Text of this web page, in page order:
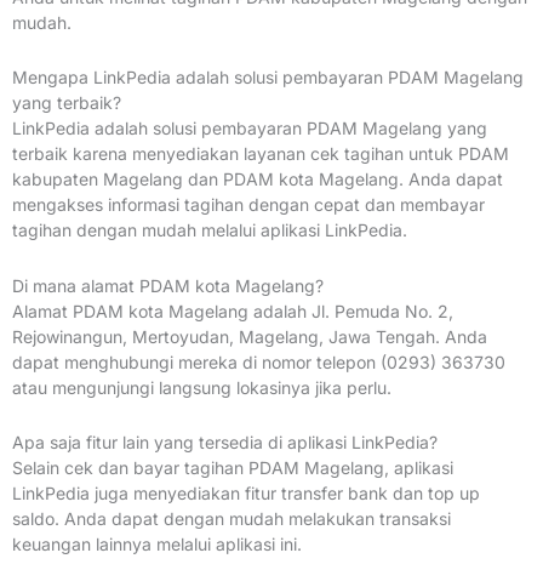
mudah.
Mengapa LinkPedia adalah solusi pembayaran PDAM Magelang
yang terbaik?
LinkPedia adalah solusi pembayaran PDAM Magelang yang
terbaik karena menyediakan layanan cek tagihan untuk PDAM
kabupaten Magelang dan PDAM kota Magelang. Anda dapat
mengakses informasi tagihan dengan cepat dan membayar
tagihan dengan mudah melalui aplikasi LinkPedia.
Di mana alamat PDAM kota Magelang?
Alamat PDAM kota Magelang adalah Jl. Pemuda No. 2,
Rejowinangun, Mertoyudan, Magelang, Jawa Tengah. Anda
dapat menghubungi mereka di nomor telepon (0293) 363730
atau mengunjungi langsung lokasinya jika perlu.
Apa saja fitur lain yang tersedia di aplikasi LinkPedia?
Selain cek dan bayar tagihan PDAM Magelang, aplikasi
LinkPedia juga menyediakan fitur transfer bank dan top up
saldo. Anda dapat dengan mudah melakukan transaksi
keuangan lainnya melalui aplikasi ini.